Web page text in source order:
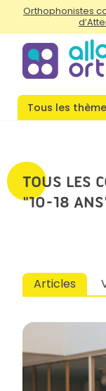
Orthophonistes
Tous les
TOUS LES
"10-18
Articles